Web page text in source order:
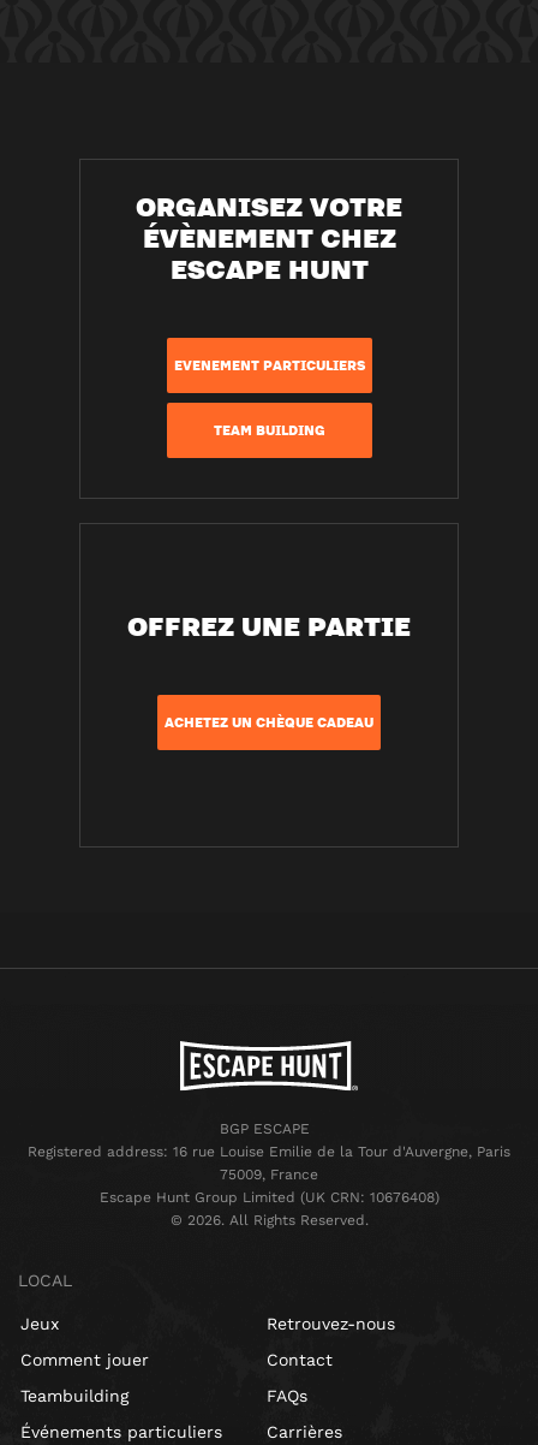
ORGANISEZ VOTRE
ÉVÈNEMENT CHEZ
ESCAPE HUNT
EVENEMENT PARTICULIERS
TEAM BUILDING
OFFREZ UNE PARTIE
ACHETEZ UN CHÈQUE CADEAU
BGP ESCAPE
Registered address: 16 rue Louise Emilie de la Tour d'Auvergne, Paris
75009, France
Escape Hunt Group Limited (UK CRN: 10676408)
©️ 2026. All Rights Reserved.
LOCAL
Jeux
Comment jouer
Teambuilding
Événements particuliers
Retrouvez-nous
Contact
FAQs
Carrières